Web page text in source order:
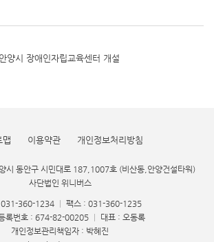
안양시 장애인자립교육센터 개설
맵 이용약관 개인정보처리방침
시 동안구 시민대로 187,1007호 (비산동,안양건설타워)
사단법인 위니버스
031-360-1234
팩스 : 031-360-1235
록번호 : 674-82-00205
대표 : 오동록
개인정보관리책임자 : 박혜진